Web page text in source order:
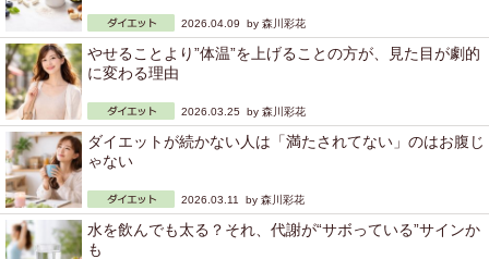
2026.04.09 by 森川彩花
やせることより”体温”を上げることの方が、見た目が劇的
に変わる理由
2026.03.25 by 森川彩花
ダイエットが続かない人は「満たされてない」のはお腹じ
ゃない
2026.03.11 by 森川彩花
水を飲んでも太る？それ、代謝が“サボっている”サインか
も